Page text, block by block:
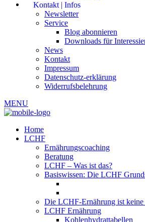
Kontakt | Infos
Newsletter
Service
Blog abonnieren
Downloads für
News
Kontakt
Impressum
Datenschutz-erklärung
Widerrufsbelehrung
MENU
Home
LCHF
Ernährungscoaching
Beratung
LCHF – Was ist das?
Basiswissen: Die LCHF
Die LCHF-Ernährung ist
LCHF Ernährung
Kohlenhydrattabellen